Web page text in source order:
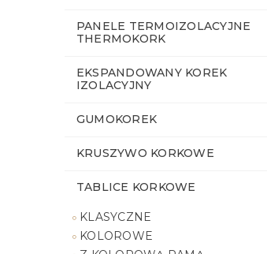
PANELE TERMOIZOLACYJNE
THERMOKORK
EKSPANDOWANY KOREK
IZOLACYJNY
GUMOKOREK
KRUSZYWO KORKOWE
TABLICE KORKOWE
KLASYCZNE
KOLOROWE